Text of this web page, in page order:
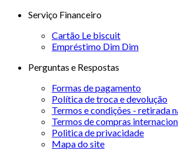
Serviço Financeiro
Cartão Le biscuit
Empréstimo Dim Dim
Perguntas e Respostas
Formas de pagamento
Política de troca e devolução
Termos e condições - retirada
Termos de compras
Politica de privacidade
Mapa do site